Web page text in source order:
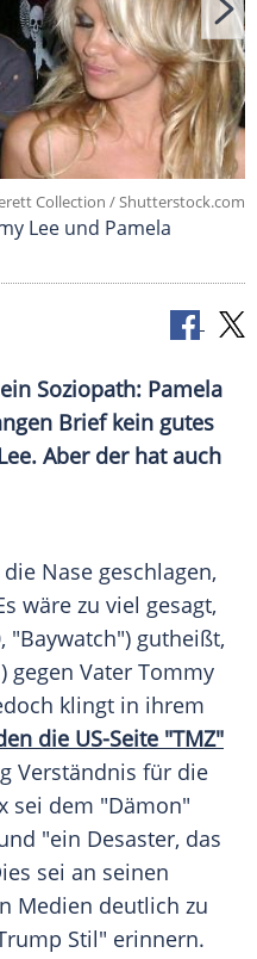
Collection / Shutterstock.com
Lee und Pamela
Soziopath: Pamela
Brief kein gutes
. Aber der hat auch
Nase geschlagen,
wäre zu viel gesagt,
"Baywatch") gutheißt,
gegen Vater Tommy
klingt in ihrem
die US-Seite "TMZ"
Verständnis für die
sei dem "Dämon"
"ein Desaster, das
sei an seinen
Medien deutlich zu
Stil" erinnern.